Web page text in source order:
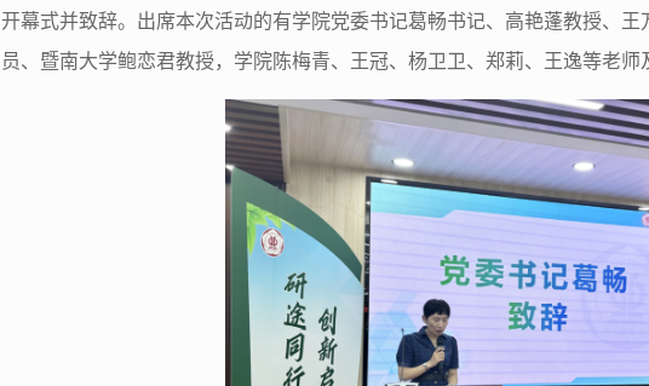
开幕式并致辞。 出席本次活动的有学院党委书记葛畅书记、高艳蓬教授、
员、暨南大学鲍恋君教授，学院陈梅青、王冠、杨卫卫、郑莉、王逸等老师